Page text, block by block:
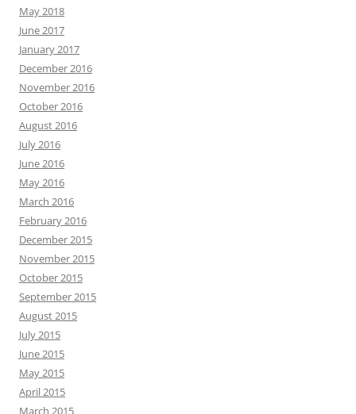
May 2018
June 2017
January 2017
December 2016
November 2016
October 2016
August 2016
July 2016
June 2016
May 2016
March 2016
February 2016
December 2015
November 2015
October 2015
September 2015
August 2015
July 2015
June 2015
May 2015
April 2015
March 2015